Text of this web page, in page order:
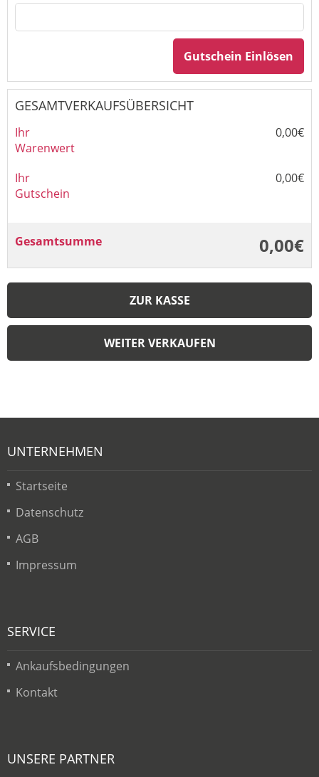
Gutschein Einlösen
GESAMTVERKAUFSÜBERSICHT
Ihr
Warenwert
0,00€
Ihr
Gutschein
0,00€
Gesamtsumme 0,00€
ZUR KASSE
WEITER VERKAUFEN
UNTERNEHMEN
Startseite
Datenschutz
AGB
Impressum
SERVICE
Ankaufsbedingungen
Kontakt
UNSERE PARTNER